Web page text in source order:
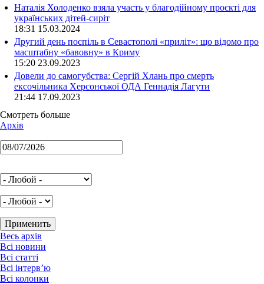
Наталія Холоденко взяла участь у благодійному проєкті для
українських дітей-сиріт
18:31 15.03.2024
Другий день поспіль в Севастополі «приліт»: що відомо про
масштабну «бавовну» в Криму
15:20 23.09.2023
Довели до самогубства: Сергій Хлань про смерть
ексочільника Херсонської ОДА Геннадія Лагути
21:44 17.09.2023
Смотреть больше
Архів
Весь архів
Всі новини
Всі статті
Всі інтерв’ю
Всі колонки